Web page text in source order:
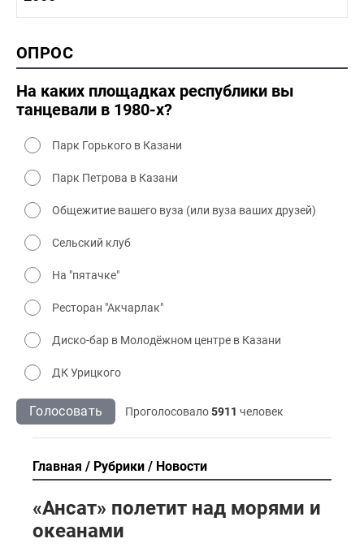
1990-2000 культура
2000 промышленность
2000 культура
ОПРОС
На каких площадках республики вы
танцевали в 1980-х?
Парк Горького в Казани
Парк Петрова в Казани
Общежитие вашего вуза (или вуза ваших друзей)
Сельский клуб
На "пятачке"
Ресторан "Акчарлак"
Диско-бар в Молодёжном центре в Казани
ДК Урицкого
Голосовать Проголосовало5911 человек
Главная Рубрики Новости
«Ансат» полетит над морями и
океанами